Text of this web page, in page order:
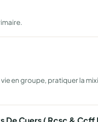
en groupe, pratiquer la